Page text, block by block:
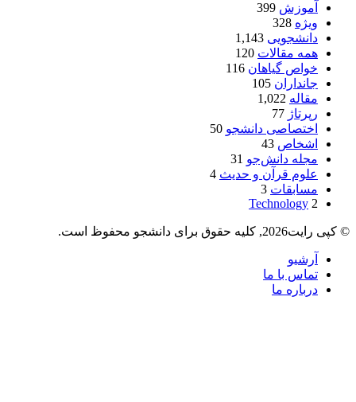
آموزش 399
ویژه 328
دانشجویی 1,143
همه مقالات 120
خواص گیاهان 116
جانداران 105
مقاله 1,022
رپرتاژ 77
اختصاصی دانشجو 50
اشخاص 43
مجله دانش‌جو 31
علوم قرآن و حدیث 4
مسابقات 3
Technology 2
© کپی رایت2026, کلیه حقوق برای دانشجو محفوظ است.
آرشیو
تماس با ما
درباره ما